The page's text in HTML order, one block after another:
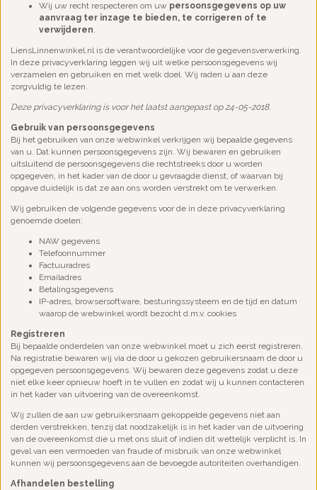
Wij uw recht respecteren om uw persoonsgegevens op uw
aanvraag ter inzage te bieden, te corrigeren of te
verwijderen.
LiensLinnenwinkel.nl is de verantwoordelijke voor de gegevensverwerking.
In deze privacyverklaring leggen wij uit welke persoonsgegevens wij
verzamelen en gebruiken en met welk doel. Wij raden u aan deze
zorgvuldig te lezen.
Deze privacyverklaring is voor het laatst aangepast op 24-05-2018.
Gebruik van persoonsgegevens
Bij het gebruiken van onze webwinkel verkrijgen wij bepaalde gegevens
van u. Dat kunnen persoonsgegevens zijn. Wij bewaren en gebruiken
uitsluitend de persoonsgegevens die rechtstreeks door u worden
opgegeven, in het kader van de door u gevraagde dienst, of waarvan bij
opgave duidelijk is dat ze aan ons worden verstrekt om te verwerken.
Wij gebruiken de volgende gegevens voor de in deze privacyverklaring
genoemde doelen:
NAW gegevens
Telefoonnummer
Factuuradres
Emailadres
Betalingsgegevens
IP-adres, browsersoftware, besturingssysteem en de tijd en datum
waarop de webwinkel wordt bezocht d.m.v. cookies
Registreren
Bij bepaalde onderdelen van onze webwinkel moet u zich eerst registreren.
Na registratie bewaren wij via de door u gekozen gebruikersnaam de door u
opgegeven persoonsgegevens. Wij bewaren deze gegevens zodat u deze
niet elke keer opnieuw hoeft in te vullen en zodat wij u kunnen contacteren
in het kader van uitvoering van de overeenkomst.
Wij zullen de aan uw gebruikersnaam gekoppelde gegevens niet aan
derden verstrekken, tenzij dat noodzakelijk is in het kader van de uitvoering
van de overeenkomst die u met ons sluit of indien dit wettelijk verplicht is. In
geval van een vermoeden van fraude of misbruik van onze webwinkel
kunnen wij persoonsgegevens aan de bevoegde autoriteiten overhandigen.
Afhandelen bestelling